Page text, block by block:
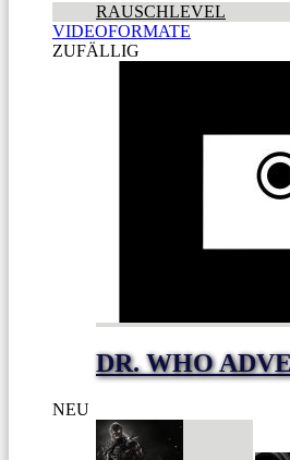
RAUSCHLEVEL
VIDEOFORMATE
ZUFÄLLIG
DR. WHO
NEU